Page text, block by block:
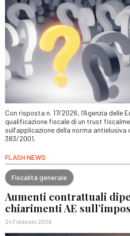
Con risposta n. 17/2026, l’Agenzia delle
qualificazione fiscale di un trust
sull’applicazione della norma antielusiva
383/2001.
FLASH NEWS
Fiscalità generale
Aumenti contrattuali
chiarimenti AE
24 Febbraio 2026